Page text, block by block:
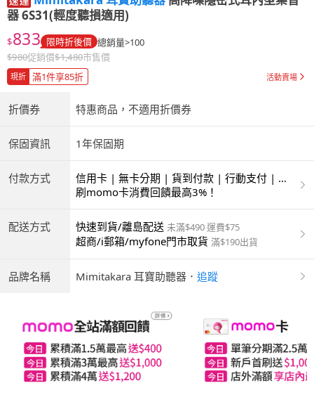
器 6S31(輕度聽損適用)
$833 限時折後價 總銷量>100
$980促銷價$1,480市售價
現折 滿1件享85折 活動賣場
折價券 特惠商品，不適用折價券
保固資訊 1年保固期
付款方式
信用卡 | 無卡分期 | 貨到付款 | 行動支付 | 超
商付款 | ATM | 銀聯卡
刷momo卡消費回饋最高3%！
配送方式 快速到貨/離島配送 未滿$490 運費$75
超商/i郵箱/myfone門市取貨 滿$190出貨
品牌名稱 Mimitakara 耳寶助聽器 ． 追蹤